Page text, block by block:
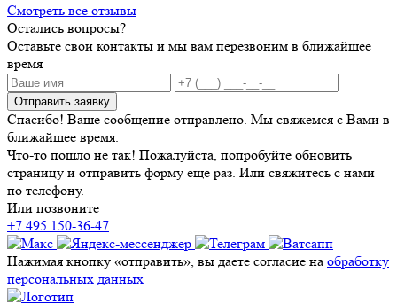
Смотреть все отзывы
Остались вопросы?
Оставьте свои контакты и мы вам перезвоним в ближайшее
время
Отправить заявку
Спасибо! Ваше сообщение отправлено. Мы свяжемся с Вами в
ближайшее время.
Что-то пошло не так! Пожалуйста, попробуйте обновить
страницу и отправить форму еще раз. Или свяжитесь с нами
по телефону.
Или позвоните
+7 495 150-36-47
Нажимая кнопку «отправить», вы даете согласие на обработку
персональных данных